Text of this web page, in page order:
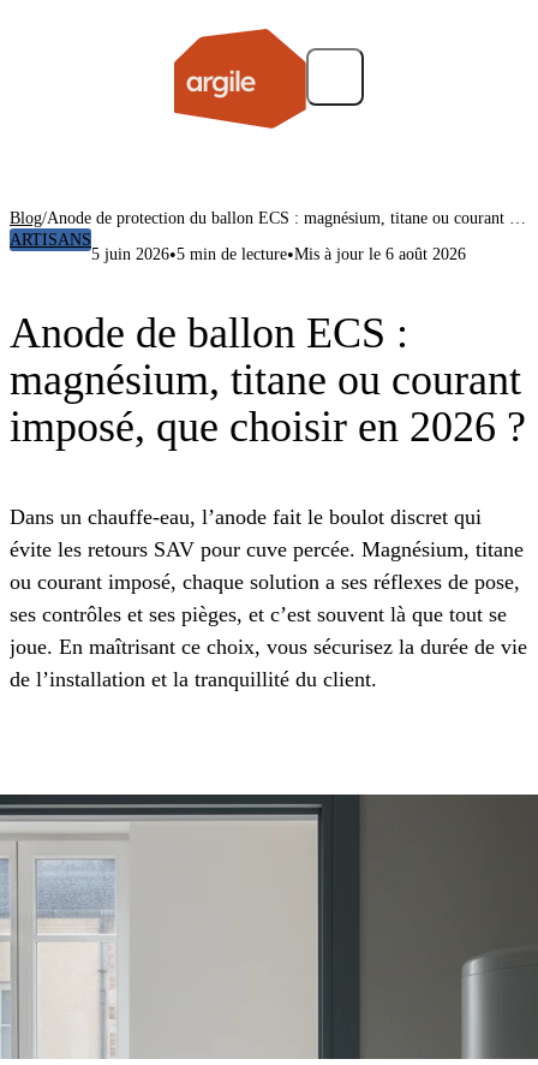
Blog/
Anode de protection du ballon ECS : magnésium, titane ou courant imposé
ARTISANS
5 juin 2026•5 min de lecture•Mis à jour le 6 août 2026
Anode de ballon ECS :
magnésium, titane ou courant
imposé, que choisir en 2026 ?
Dans un chauffe-eau, l’anode fait le boulot discret qui
évite les retours SAV pour cuve percée. Magnésium, titane
ou courant imposé, chaque solution a ses réflexes de pose,
ses contrôles et ses pièges, et c’est souvent là que tout se
joue. En maîtrisant ce choix, vous sécurisez la durée de vie
de l’installation et la tranquillité du client.